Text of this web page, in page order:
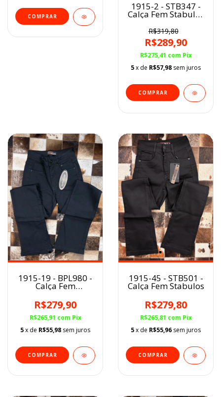
COMPRAR
1915-2 - STB347 -
Calça Fem Stabulos
Skinny Bolso
Traseiro Bordado
R$319,80
R$289,90
R$275,41 com Pix
5x de R$57,98 sem juros
COMPRAR
1915-19 - BPL980 -
Calça Fem
Buphallos BootCut
Preta Amaciada
R$279,90
R$265,91 com Pix
5x de R$55,98 sem juros
COMPRAR
1915-45 - STB501 -
Calça Fem Stabulos
R$279,80
R$265,81 com Pix
5x de R$55,96 sem juros
COMPRAR